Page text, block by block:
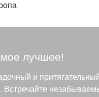
лучшее!
и
Встречайте